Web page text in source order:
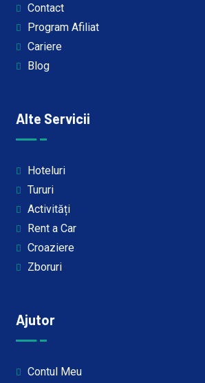
Contact
Program Afiliat
Cariere
Blog
Alte Servicii
Hoteluri
Tururi
Activități
Rent a Car
Croaziere
Zboruri
Ajutor
Contul Meu